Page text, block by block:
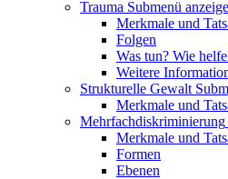
Trauma Submenü
Merkmale und
Folgen
Was tun? Wie
Weitere
Strukturelle Gewalt
Merkmale und
Mehrfachdiskriminierung
Merkmale und
Formen
Ebenen